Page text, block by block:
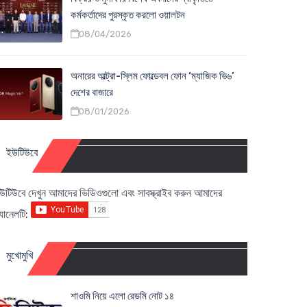
কর্মকর্তাদের পুরস্কৃত করলো ওয়ালটন
08/04/2026
অনারের আল্ট্রা-স্লিম ফোল্ডেবল ফোন ‘ম্যাজিক ভি৬’
দেশের বাজারে
08/01/2026
ইউটিউবে
দেখুন আমাদের ভিডিওগুলো এবং সাবস্ক্রাইব করুন আমাদের
মুখোমুখি
শাওমি নিয়ে এলো রেডমি নোট ১৪